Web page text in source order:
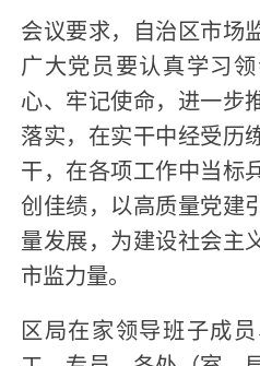
会议要求，自治区市场
广大党员要认真学习
心、牢记使命，进一步
落实，在实干中经受历
干，在各项工作中当标
创佳绩，以高质量党建
量发展，为建设社会主
市监力量。
区局在家领导班子成